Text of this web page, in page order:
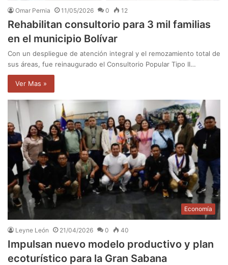
Omar Pernia 11/05/2026 0 12
Rehabilitan consultorio para 3 mil familias
en el municipio Bolívar
Con un despliegue de atención integral y el remozamiento total de
sus áreas, fue reinaugurado el Consultorio Popular Tipo II…
Ver Mas »
Economía
Leyne León 21/04/2026 0 40
Impulsan nuevo modelo productivo y plan
ecoturístico para la Gran Sabana